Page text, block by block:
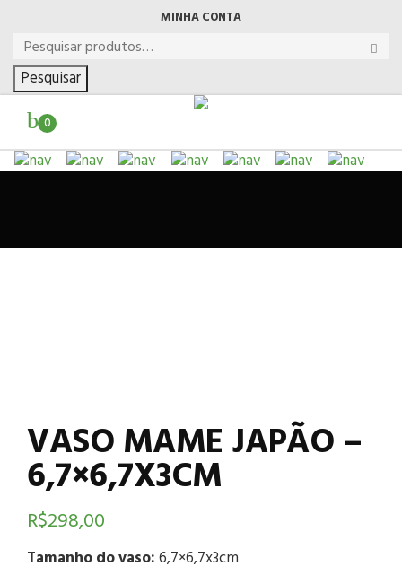
MINHA CONTA
Pesquisar
0
VASO MAME JAPÃO –
6,7×6,7X3CM
R$298,00
Tamanho do vaso:6,7×6,7x3cm